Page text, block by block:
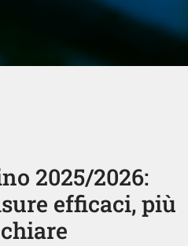
2025/2026:
efficaci, più